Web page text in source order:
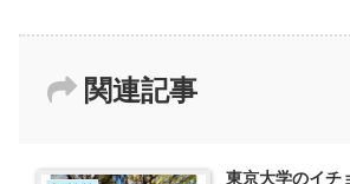
関連記事
東京大学のイチ